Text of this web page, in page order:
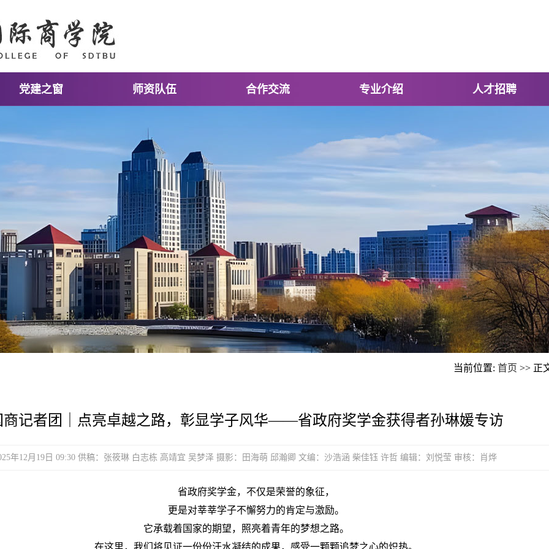
党建之窗 师资队伍 合作交流 专业介绍 人才招聘
当前位置: 首页 >> 正
商记者团｜点亮卓越之路，彰显学子风华——省政府奖学金获得者孙琳媛专访
年12月19日 09:30 供稿：张筱琳 白志栋 高靖宜 吴梦泽 摄影：田海萌 邱瀚卿 文编：沙浩涵 柴佳钰 许哲 编辑：刘悦莹 审核：肖烨
省政府奖学金，不仅是荣誉的象征，
更是对莘莘学子不懈努力的肯定与激励。
它承载着国家的期望，照亮着青年的梦想之路。
在这里，我们将见证一份份汗水凝结的成果，感受一颗颗追梦之心的炽热。